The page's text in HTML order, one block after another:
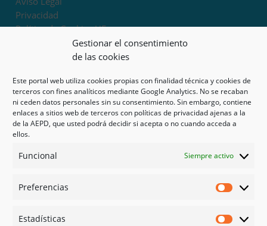
Gestionar el consentimiento
de las cookies
Este portal web utiliza cookies propias con finalidad técnica y cookies de
terceros con fines analíticos mediante Google Analytics. No se recaban
ni ceden datos personales sin su consentimiento. Sin embargo, contiene
enlaces a sitios web de terceros con políticas de privacidad ajenas a la
de la AEPD, que usted podrá decidir si acepta o no cuando acceda a
ellos.
Funcional Siempre activo
Preferencias
Estadísticas
Privacidad
Política de Cookies UE
Términos y condiciones
Exoneración de responsabilidad
Mapa del sitio
Mi cuenta
Tienda
Psicología en Murcia
Guías
Redes sociales
Instagram